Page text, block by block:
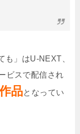
も」はU-NEXT、
ビスで配信され
品となってい